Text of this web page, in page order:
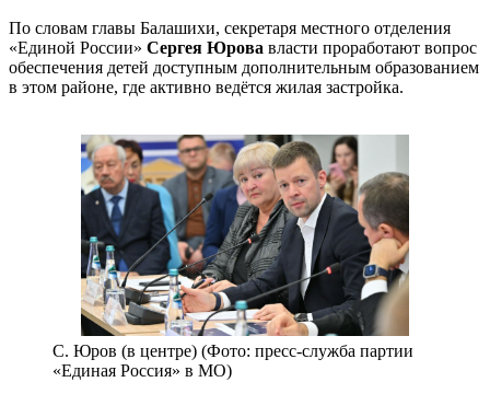
По словам главы Балашихи, секретаря местного отделения
«Единой России» Сергея Юрова власти проработают вопрос
обеспечения детей доступным дополнительным образованием
в этом районе, где активно ведётся жилая застройка.
С. Юров (в центре) (Фото: пресс-служба партии
«Единая Россия» в МО)